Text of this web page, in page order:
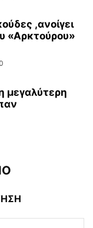
,ανοίγει
«Αρκτούρου»
μεγαλύτερη